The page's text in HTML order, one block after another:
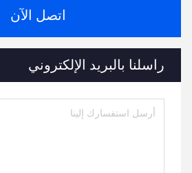
اتصل الآن
راسلنا بالبريد الإلكتروني